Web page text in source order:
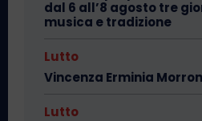
dal 6 all’8 agosto tre
musica e tradizione
Lutto
Vincenza Erminia
Lutto